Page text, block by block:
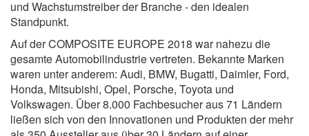
und Wachstumstreiber der Branche - den idealen
Standpunkt.
Auf der COMPOSITE EUROPE 2018 war nahezu die
gesamte Automobilindustrie vertreten. Bekannte Marken
waren unter anderem: Audi, BMW, Bugatti, Daimler, Ford,
Honda, Mitsubishi, Opel, Porsche, Toyota und
Volkswagen. Über 8.000 Fachbesucher aus 71 Ländern
ließen sich von den Innovationen und Produkten der mehr